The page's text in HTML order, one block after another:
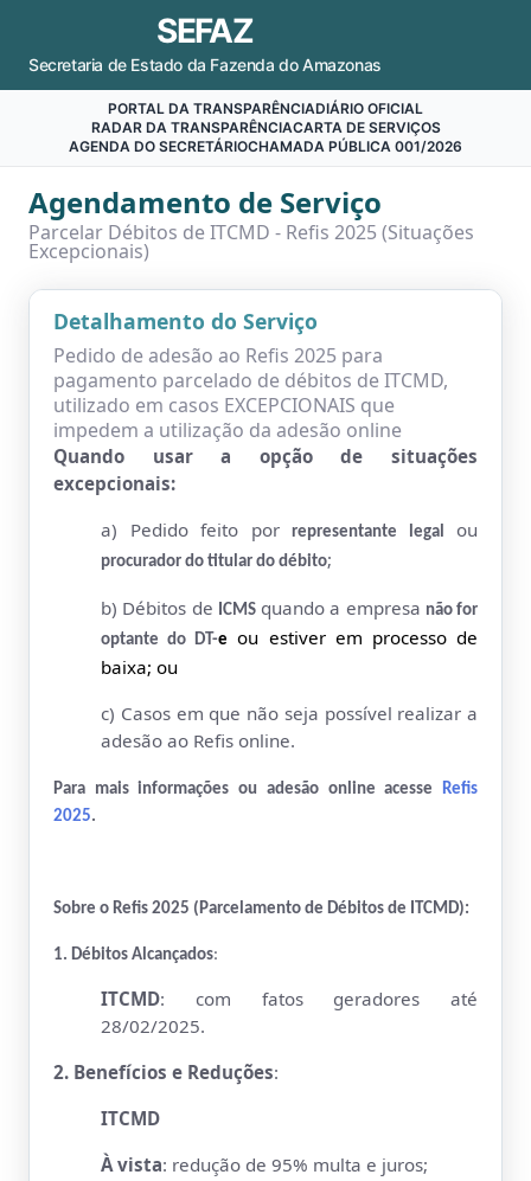
SEFAZ
Secretaria de Estado da Fazenda do Amazonas
PORTAL DA TRANSPARÊNCIADIÁRIO OFICIAL
RADAR DA TRANSPARÊNCIACARTA DE SERVIÇOS
AGENDA DO SECRETÁRIOCHAMADA PÚBLICA 001/2026
Agendamento de Serviço
Parcelar Débitos de ITCMD - Refis 2025 (Situações
Excepcionais)
Detalhamento do Serviço
Pedido de adesão ao Refis 2025 para
pagamento parcelado de débitos de ITCMD,
utilizado em casos EXCEPCIONAIS que
impedem a utilização da adesão online
Quando usar a opção de situações
excepcionais:
a) Pedido feito por
representante legal ou
procurador do titular do débito;
b) Débitos de ICMSquando a empresa não for
optante do DT-e ou estiver em processo de
baixa; ou
c) Casos em que não seja possível realizar a
adesão ao Refis online.
Para mais informações ou adesão online acesse Refis
2025.
Sobre o Refis 2025 (Parcelamento de Débitos de ITCMD):
1. Débitos Alcançados:
ITCMD: com fatos geradores até
28/02/2025.
2. Benefícios e Reduções:
ITCMD
À vista: redução de 95% multa e juros;